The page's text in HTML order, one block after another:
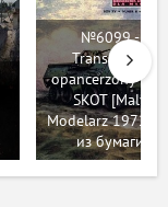
№6099 -
Transporter
opancerzony
SKOT [Maly
Modelarz 1972-
из бумаги